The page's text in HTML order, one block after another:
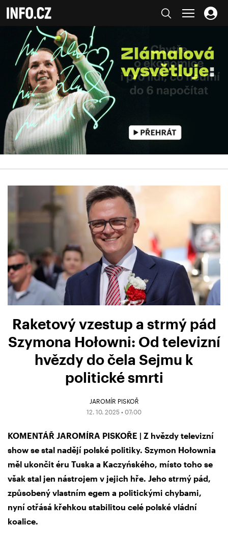
Raketový vzestup a strmý pád
Szymona Hołowni: Od televizní
hvězdy do čela Sejmu k
politické smrti
JAROMÍR PISKOŘ
12. 10. 2025 • 07:00
KOMENTÁŘ JAROMÍRA PISKOŘE | Z hvězdy televizní
show se stal nadějí polské politiky. Szymon Hołownia
měl ukončit éru Tuska a Kaczyńského, místo toho se
však stal jen nástrojem v jejich hře. Jeho strmý pád,
způsobený vlastním egem a politickými chybami,
nyní otřásá křehkou stabilitou celé polské vládní
koalice.